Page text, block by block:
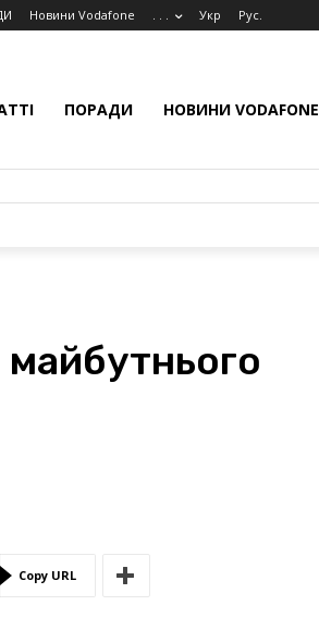
Новини Vodafone . . . Укр Рус.
ПОРАДИ НОВИНИ VODAFONE
Copy URL